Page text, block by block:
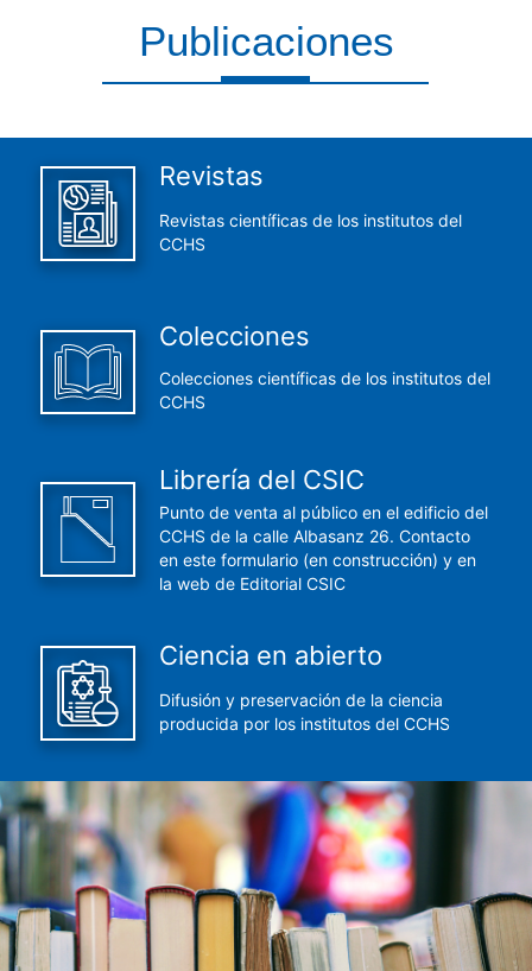
Publicaciones
Revistas
Revistas científicas de los institutos del
CCHS
Colecciones
Colecciones científicas de los institutos del
CCHS
Librería del CSIC
Punto de venta al público en el edificio del
CCHS de la calle Albasanz 26. Contacto
en este formulario (en construcción) y en
la web de Editorial CSIC
Ciencia en abierto
Difusión y preservación de la ciencia
producida por los institutos del CCHS